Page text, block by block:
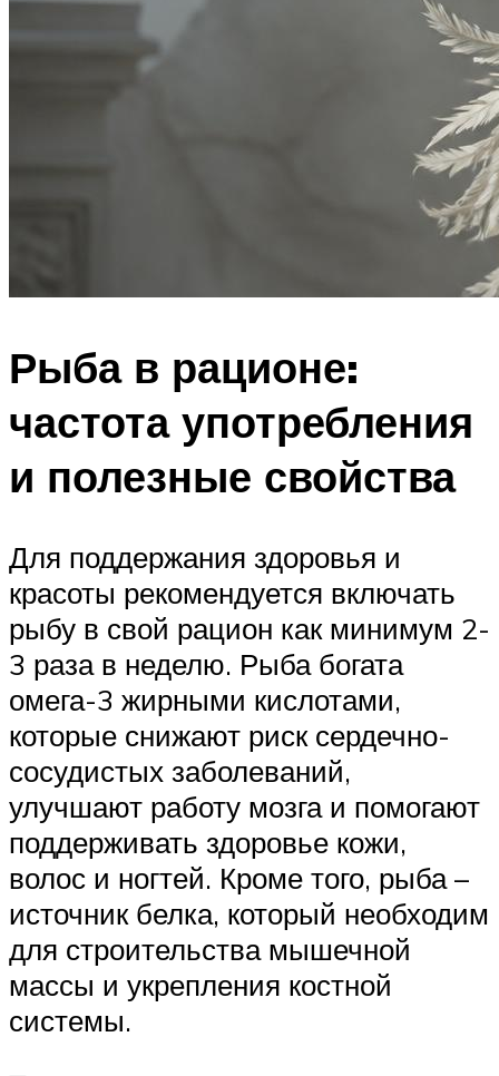
Рыба в рационе:
частота употребления
и полезные свойства
Для поддержания здоровья и
красоты рекомендуется включать
рыбу в свой рацион как минимум 2-
3 раза в неделю. Рыба богата
омега-3 жирными кислотами,
которые снижают риск сердечно-
сосудистых заболеваний,
улучшают работу мозга и помогают
поддерживать здоровье кожи,
волос и ногтей. Кроме того, рыба –
источник белка, который необходим
для строительства мышечной
массы и укрепления костной
системы.